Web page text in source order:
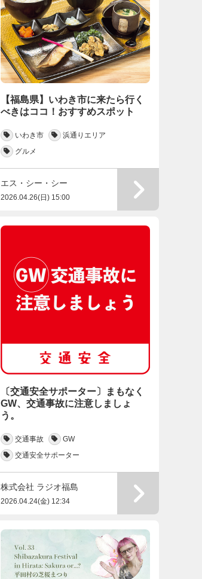
【福島県】いわき市に来たら行く
べきはココ！おすすめスポット
いわき市
浜通りエリア
グルメ
エス・シー・シー
2026.04.26(日) 15:00
〔交通安全サポーター〕まもなく
GW、交通事故に注意しましょ
う。
交通事故
GW
交通安全サポーター
株式会社 ラジオ福島
2026.04.24(金) 12:34